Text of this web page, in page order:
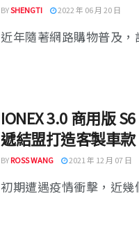
BYSHENGTI 2022 年 06 月 20 日
近年隨著網路購物普及
IONEX 3.0 商用版
遞結盟打造客製車款
BYROSS WANG 2021 年 12 月 07 日
初期遭遇疫情衝擊，近